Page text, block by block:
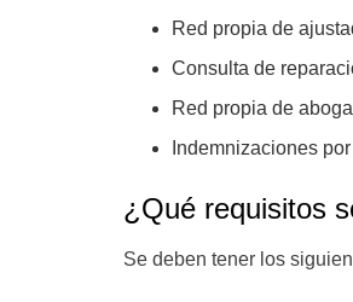
Red propia de
Consulta de
Red propia de
Indemnizaciones
¿Qué requisitos
Se deben tener los